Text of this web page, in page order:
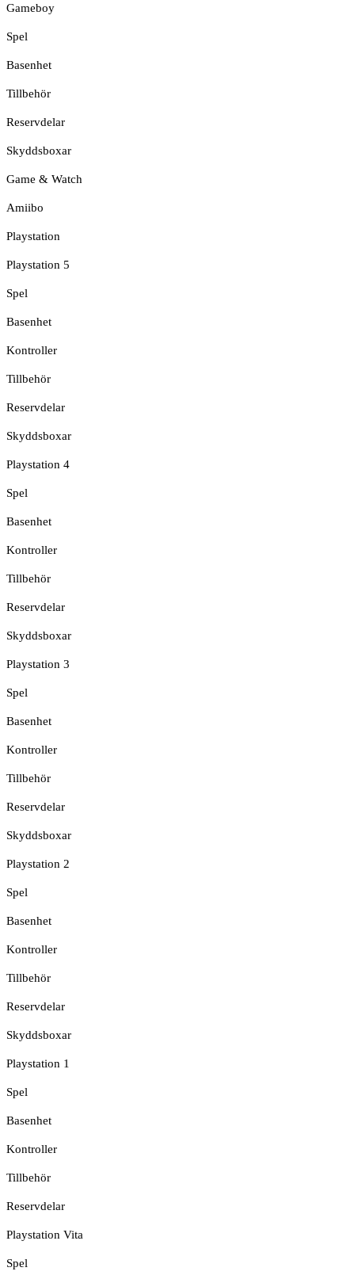
Gameboy
Spel
Basenhet
Tillbehör
Reservdelar
Skyddsboxar
Game & Watch
Amiibo
Playstation
Playstation 5
Spel
Basenhet
Kontroller
Tillbehör
Reservdelar
Skyddsboxar
Playstation 4
Spel
Basenhet
Kontroller
Tillbehör
Reservdelar
Skyddsboxar
Playstation 3
Spel
Basenhet
Kontroller
Tillbehör
Reservdelar
Skyddsboxar
Playstation 2
Spel
Basenhet
Kontroller
Tillbehör
Reservdelar
Skyddsboxar
Playstation 1
Spel
Basenhet
Kontroller
Tillbehör
Reservdelar
Playstation Vita
Spel